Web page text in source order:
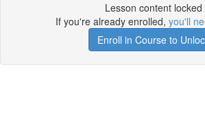
Lesson content locked
If you're already enrolled, you'll
Enroll in Course to